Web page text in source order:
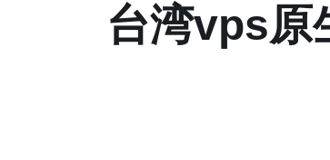
台湾vps原